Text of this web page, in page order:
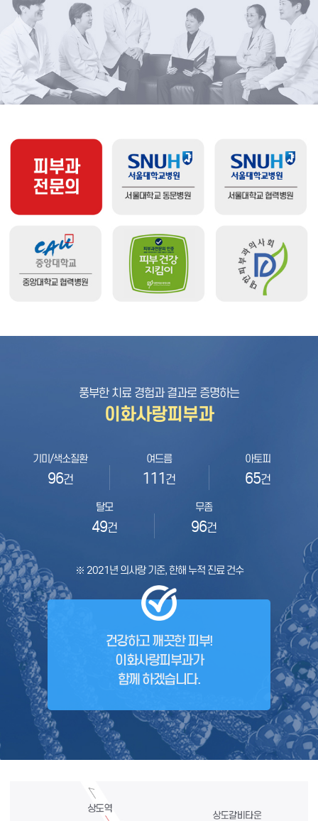
풍부한 치료 경험과 결과로 증명하는
이화사랑피부과
기미/색소질환
96건
여드름
111건
아토피
65건
탈모
49건
무좀
96건
※ 2021년 의사랑 기준, 한해 누적 진료 건수
건강하고 깨끗한 피부!
이화사랑피부과가
함께 하겠습니다.